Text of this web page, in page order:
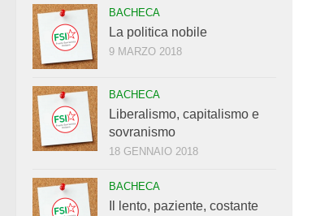
BACHECA
La politica nobile
9 MARZO 2018
BACHECA
Liberalismo, capitalismo e
sovranismo
18 GENNAIO 2018
BACHECA
Il lento, paziente, costante